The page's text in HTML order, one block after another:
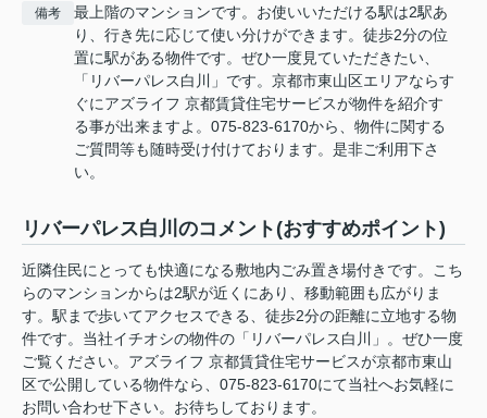
備考
最上階のマンションです。お使いいただける駅は2駅あ
り、行き先に応じて使い分けができます。徒歩2分の位
置に駅がある物件です。ぜひ一度見ていただきたい、
「リバーパレス白川」です。京都市東山区エリアならす
ぐにアズライフ 京都賃貸住宅サービスが物件を紹介す
る事が出来ますよ。075-823-6170から、物件に関する
ご質問等も随時受け付けております。是非ご利用下さ
い。
リバーパレス白川のコメント(おすすめポイント)
近隣住民にとっても快適になる敷地内ごみ置き場付きです。こち
らのマンションからは2駅が近くにあり、移動範囲も広がりま
す。駅まで歩いてアクセスできる、徒歩2分の距離に立地する物
件です。当社イチオシの物件の「リバーパレス白川」。ぜひ一度
ご覧ください。アズライフ 京都賃貸住宅サービスが京都市東山
区で公開している物件なら、075-823-6170にて当社へお気軽に
お問い合わせ下さい。お待ちしております。